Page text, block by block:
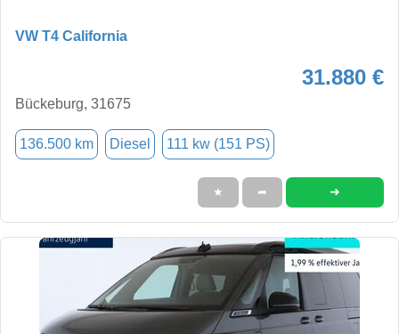
VW T4 California
31.880 €
Bückeburg, 31675
136.500 km Diesel 111 kw (151 PS)
★ ➦ ➜